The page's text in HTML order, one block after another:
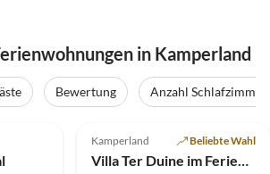
in Kamperland
Bewertung
Anzahl Schlafzimmer
Kamperland Beliebte Wahl
Villa Ter Duine im Ferienpark de Banjaard